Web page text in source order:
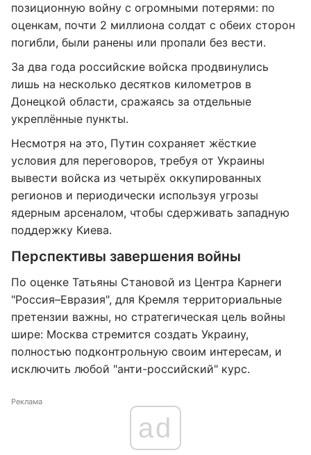
позиционную войну с огромными потерями: по
оценкам, почти 2 миллиона солдат с обеих сторон
погибли, были ранены или пропали без вести.
За два года российские войска продвинулись
лишь на несколько десятков километров в
Донецкой области, сражаясь за отдельные
укреплённые пункты.
Несмотря на это, Путин сохраняет жёсткие
условия для переговоров, требуя от Украины
вывести войска из четырёх оккупированных
регионов и периодически используя угрозы
ядерным арсеналом, чтобы сдерживать западную
поддержку Киева.
Перспективы завершения войны
По оценке Татьяны Становой из Центра Карнеги
"Россия–Евразия", для Кремля территориальные
претензии важны, но стратегическая цель войны
шире: Москва стремится создать Украину,
полностью подконтрольную своим интересам, и
исключить любой "анти-российский" курс.
Реклама
ad